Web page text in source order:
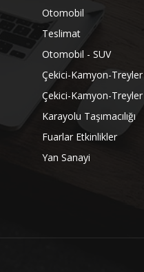
Otomobil
Teslimat
Otomobil - SUV
Çekici-Kamyon-Treyler
Çekici-Kamyon-Treyler
Karayolu Taşımacılığı
Fuarlar Etkinlikler
Yan Sanayi